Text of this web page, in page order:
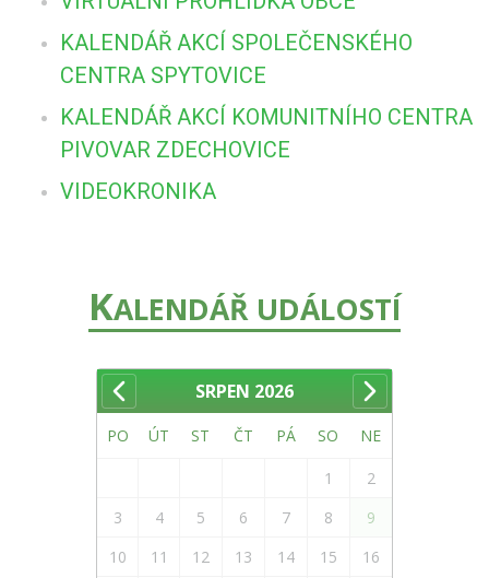
KALENDÁŘ AKCÍ SPOLEČENSKÉHO
CENTRA SPYTOVICE
KALENDÁŘ AKCÍ KOMUNITNÍHO CENTRA
PIVOVAR ZDECHOVICE
VIDEOKRONIKA
KALENDÁŘ UDÁLOSTÍ
SRPEN 2026
PO ÚT ST ČT PÁ SO NE
1
2
3
4 5 6 7 8
9
10
11 12 13 14 15
16